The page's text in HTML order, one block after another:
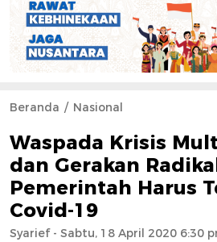
Beranda Nasional
Waspada Krisis
dan Gerakan
Pemerintah Harus
Covid-19
Syarief- Sabtu, 18 April 2020 6:30